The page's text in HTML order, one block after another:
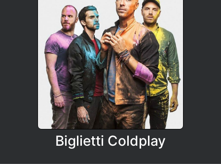
Biglietti Coldplay